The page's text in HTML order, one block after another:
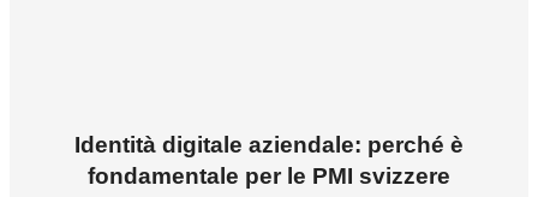
Identità digitale aziendale: perché è
fondamentale per le PMI svizzere